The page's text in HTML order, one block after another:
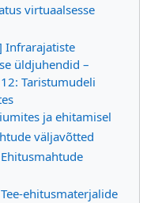
virtuaalsesse
Infrarajatiste
üldjuhendid –
Taristumudeli
ja ehitamisel
väljavõtted
ehitusmaterjalide